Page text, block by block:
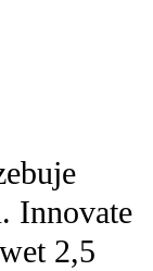
Innovate
2,5